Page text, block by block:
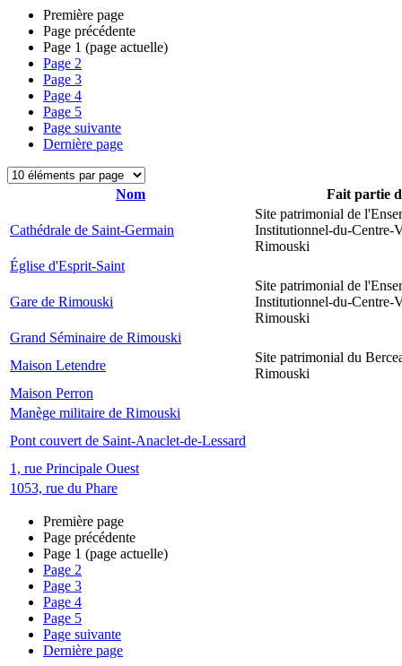
Première page
Page précédente
Page 1 (page actuelle)
Page 2
Page 3
Page 4
Page 5
Page suivante
Dernière page
Nom Fait partie
Cathédrale de Saint-Germain
Site patrimonial de
Institutionnel-du-Centre-
Rimouski
Église d'Esprit-Saint
Gare de Rimouski
Site patrimonial de
Institutionnel-du-Centre-
Rimouski
Grand Séminaire de Rimouski
Maison Letendre
Site patrimonial du
Rimouski
Maison Perron
Manège militaire de Rimouski
Pont couvert de Saint-Anaclet-de-Lessard
1, rue Principale Ouest
1053, rue du Phare
Première page
Page précédente
Page 1 (page actuelle)
Page 2
Page 3
Page 4
Page 5
Page suivante
Dernière page